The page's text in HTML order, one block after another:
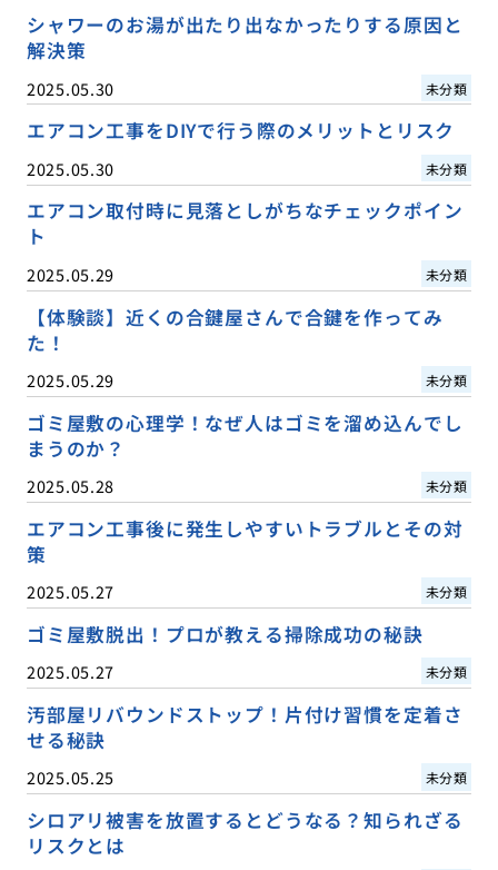
シャワーのお湯が出たり出なかったりする原因と
解決策
2025.05.30 未分類
エアコン工事をDIYで行う際のメリットとリスク
2025.05.30 未分類
エアコン取付時に見落としがちなチェックポイン
ト
2025.05.29 未分類
【体験談】近くの合鍵屋さんで合鍵を作ってみ
た！
2025.05.29 未分類
ゴミ屋敷の心理学！なぜ人はゴミを溜め込んでし
まうのか？
2025.05.28 未分類
エアコン工事後に発生しやすいトラブルとその対
策
2025.05.27 未分類
ゴミ屋敷脱出！プロが教える掃除成功の秘訣
2025.05.27 未分類
汚部屋リバウンドストップ！片付け習慣を定着さ
せる秘訣
2025.05.25 未分類
シロアリ被害を放置するとどうなる？知られざる
リスクとは